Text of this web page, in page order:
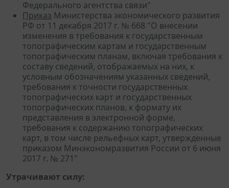
Федерального агентства связи"
Приказ Министерства экономического развития
РФ от 11 декабря 2017 г. № 668 "О внесении
изменения в требования к государственным
топографическим картам и государственным
топографическим планам, включая требования к
составу сведений, отображаемых на них, к
условным обозначениям указанных сведений,
требования к точности государственных
топографических карт и государственных
топографических планов, к формату их
представления в электронной форме,
требования к содержанию топографических
карт, в том числе рельефных карт, утвержденные
приказом Минэкономразвития России от 6 июня
2017 г. № 271"
Утрачивают силу: